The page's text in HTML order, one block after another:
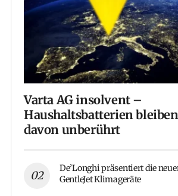
Varta AG insolvent –
Haushaltsbatterien bleiben
davon unberührt
De’Longhi präsentiert die
GentleJet Klimageräte